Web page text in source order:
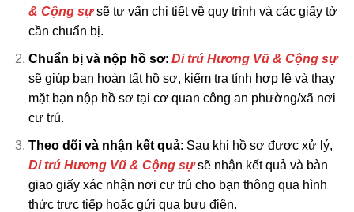
& Cộng sựsẽ tư vấn chi tiết về quy trình và các giấy tờ
cần chuẩn bị.
Chuẩn bị và nộp hồ sơ: Di trú Hương Vũ & Cộng sự
sẽ giúp bạn hoàn tất hồ sơ, kiểm tra tính hợp lệ và thay
mặt bạn nộp hồ sơ tại cơ quan công an phường/xã nơi
cư trú.
Theo dõi và nhận kết quả: Sau khi hồ sơ được xử lý,
Di trú Hương Vũ & Cộng sựsẽ nhận kết quả và bàn
giao giấy xác nhận nơi cư trú cho bạn thông qua hình
thức trực tiếp hoặc gửi qua bưu điện.